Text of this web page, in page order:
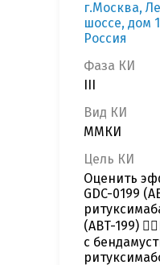
г.Москва,
шоссе, дом
Россия
Фаза КИ
Вид КИ
ММКИ
Цель КИ
Оценить
GDC-0199
(ABT-199)
с